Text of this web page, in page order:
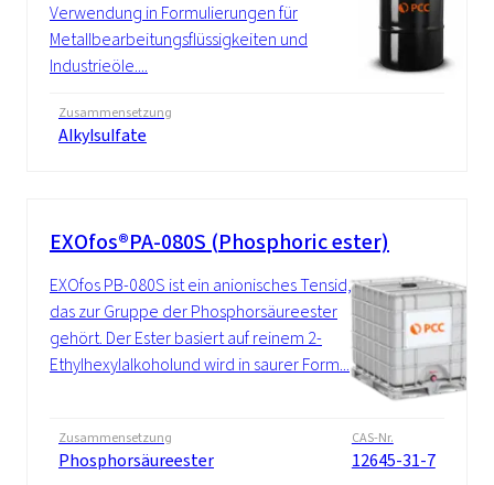
Verwendung in Formulierungen für
Metallbearbeitungsflüssigkeiten und
Industrieöle....
Zusammensetzung
Alkylsulfate
EXOfos®PA-080S (Phosphoric ester)
EXOfos PB-080S ist ein anionisches Tensid,
das zur Gruppe der Phosphorsäureester
gehört. Der Ester basiert auf reinem 2-
Ethylhexylalkoholund wird in saurer Form...
Zusammensetzung
Phosphorsäureester
CAS-Nr.
12645-31-7